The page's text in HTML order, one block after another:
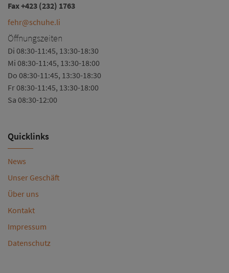
Fax +423 (232) 1763
fehr@schuhe.li
Öffnungszeiten
Di 08:30-11:45, 13:30-18:30
Mi 08:30-11:45, 13:30-18:00
Do 08:30-11:45, 13:30-18:30
Fr 08:30-11:45, 13:30-18:00
Sa 08:30-12:00
Quicklinks
News
Unser Geschäft
Über uns
Kontakt
Impressum
Datenschutz